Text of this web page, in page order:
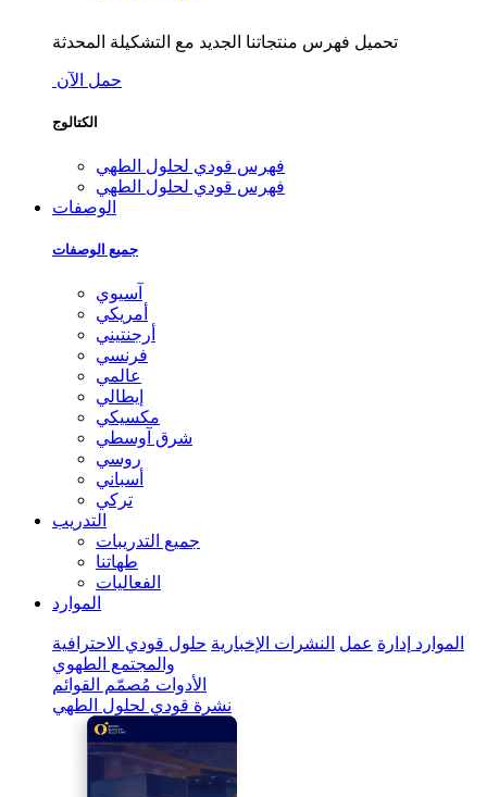
تحميل فهرس منتجاتنا الجديد مع التشكيلة المحدثة
حمل الآن
الكتالوج
فهرس قودي لحلول الطهي
فهرس قودي لحلول الطهي
الوصفات
جميع الوصفات
آسيوي
أمريكي
أرجنتيني
فرنسي
عالمي
إيطالي
مكسيكي
شرق آوسطي
روسي
أسباني
تركي
التدريب
جميع التدريبات
طهاتنا
الفعاليات
الموارد
الموارد إدارة عمل النشرات الإخبارية حلول قودي الاحترافية
والمجتمع الطهوي
الأدوات مُصمّم القوائم
نشرة قودي لحلول الطهي